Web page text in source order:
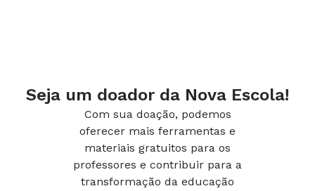
Seja um doador da Nova Escola!
Com sua doação, podemos
oferecer mais ferramentas e
materiais gratuitos para os
professores e contribuir para a
transformação da educação